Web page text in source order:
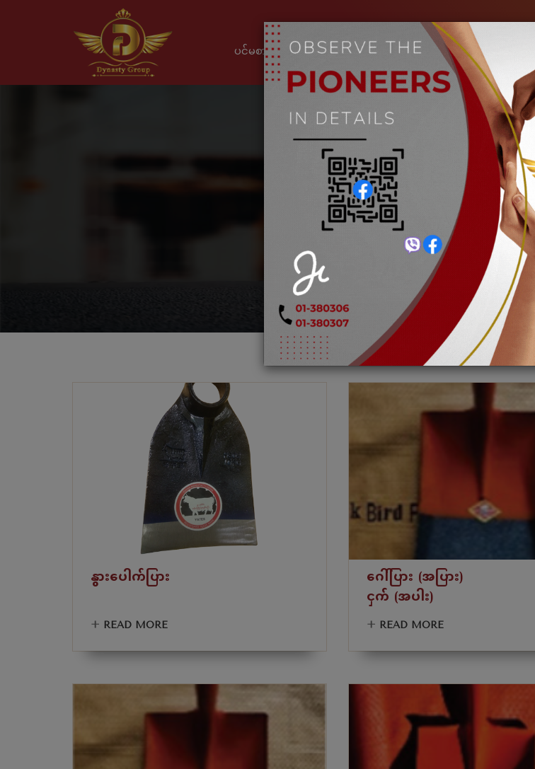
ပင်မစာမျက်နှာ ကျွန်ုပ်တို့အကြောင်း စက်မှုလုပ်ငန်းများ
Shovel / Hoe
Home Shovel / Hoe
နွားပေါက်ပြား
+ READ MORE
ဂေါ်ပြား (အပြား)
ငှက် (အပါး)
+ READ MORE